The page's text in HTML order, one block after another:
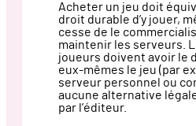
Acheter un jeu doit
droit durable d’y jouer,
cesse de le
maintenir les serveurs.
joueurs doivent avoir le
eux-mêmes le jeu (par
serveur personnel ou
aucune alternative
par l’éditeur.